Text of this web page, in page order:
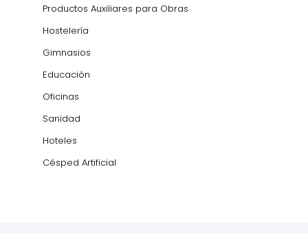
Productos Auxiliares para Obras
Hostelería
Gimnasios
Educación
Oficinas
Sanidad
Hoteles
Césped Artificial